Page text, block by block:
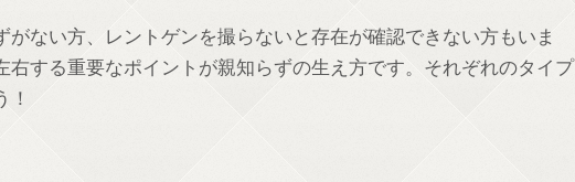
がない方、レントゲンを撮らないと存在が確認できない方もいま
右する重要なポイントが親知らずの生え方です。それぞれのタイプ
！